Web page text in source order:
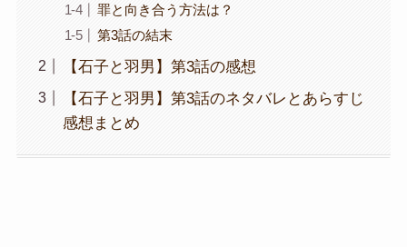
罪と向き合う方法は？
第3話の結末
【石子と羽男】第3話の感想
【石子と羽男】第3話のネタバレとあらすじ
感想まとめ